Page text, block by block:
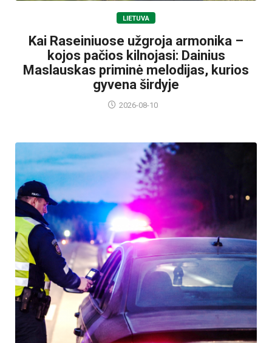
LIETUVA
Kai Raseiniuose užgroja armonika –
kojos pačios kilnojasi: Dainius
Maslauskas priminė melodijas, kurios
gyvena širdyje
2026-08-10